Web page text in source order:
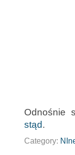
Odnośnie
stąd.
Category: